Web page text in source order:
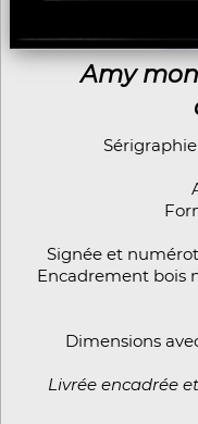
Amy
Signée et
Encadrement bois
Dimensions
Livrée encadrée